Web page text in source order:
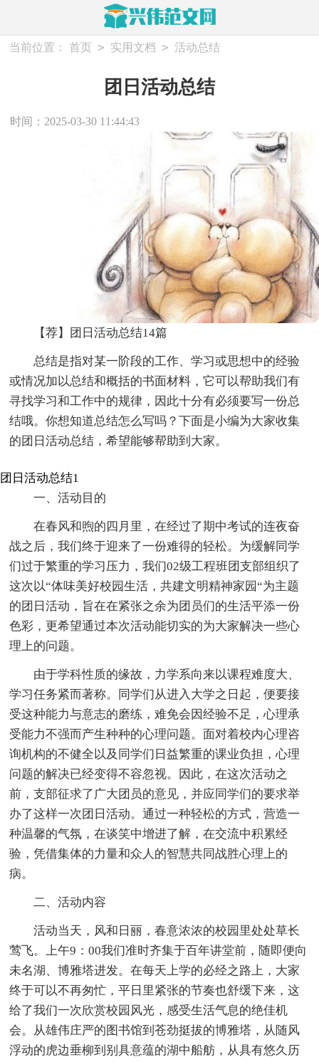
当前位置： 首页 > 实用文档 > 活动总结
团日活动总结
时间：2025-03-30 11:44:43
【荐】团日活动总结14篇
总结是指对某一阶段的工作、学习或思想中的经验
或情况加以总结和概括的书面材料，它可以帮助我们有
寻找学习和工作中的规律，因此十分有必须要写一份总
结哦。你想知道总结怎么写吗？下面是小编为大家收集
的团日活动总结，希望能够帮助到大家。
团日活动总结1
一、活动目的
在春风和煦的四月里，在经过了期中考试的连夜奋
战之后，我们终于迎来了一份难得的轻松。为缓解同学
们过于繁重的学习压力，我们02级工程班团支部组织了
这次以“体味美好校园生活，共建文明精神家园“为主题
的团日活动，旨在在紧张之余为团员们的生活平添一份
色彩，更希望通过本次活动能切实的为大家解决一些心
理上的问题。
由于学科性质的缘故，力学系向来以课程难度大、
学习任务紧而著称。同学们从进入大学之日起，便要接
受这种能力与意志的磨练，难免会因经验不足，心理承
受能力不强而产生种种的心理问题。面对着校内心理咨
询机构的不健全以及同学们日益繁重的课业负担，心理
问题的解决已经变得不容忽视。因此，在这次活动之
前，支部征求了广大团员的意见，并应同学们的要求举
办了这样一次团日活动。通过一种轻松的方式，营造一
种温馨的气氛，在谈笑中增进了解，在交流中积累经
验，凭借集体的力量和众人的智慧共同战胜心理上的
病。
二、活动内容
活动当天，风和日丽，春意浓浓的校园里处处草长
莺飞。上午9：00我们准时齐集于百年讲堂前，随即便向
未名湖、博雅塔进发。在每天上学的必经之路上，大家
终于可以不再匆忙，平日里紧张的节奏也舒缓下来，这
给了我们一次欣赏校园风光，感受生活气息的绝佳机
会。从雄伟庄严的图书馆到苍劲挺拔的博雅塔，从随风
浮动的虎边垂柳到别具意蕴的湖中船舫，从具有悠久历